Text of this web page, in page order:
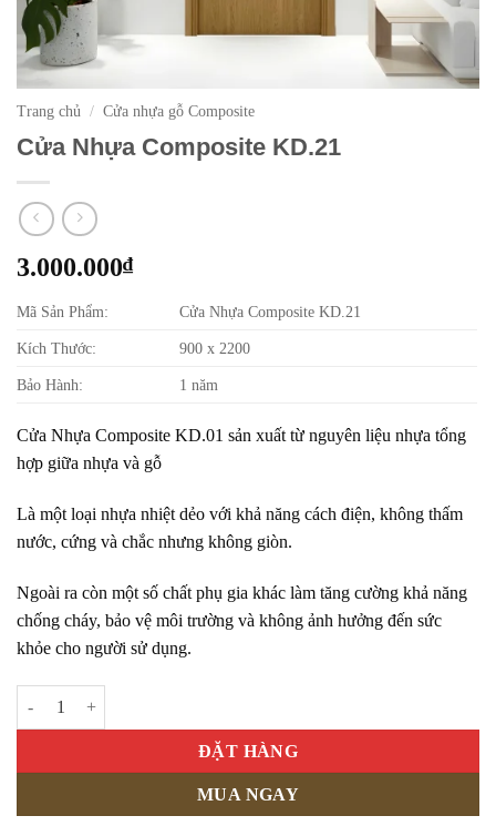
Trang chủ / Cửa nhựa gỗ Composite
Cửa Nhựa Composite KD.21
3.000.000₫
Mã Sản Phẩm: Cửa Nhựa Composite KD.21
Kích Thước: 900 x 2200
Bảo Hành: 1 năm
Cửa Nhựa Composite KD.01 sản xuất từ nguyên liệu nhựa tổng
hợp giữa nhựa và gỗ
Là một loại nhựa nhiệt dẻo với khả năng cách điện, không thấm
nước, cứng và chắc nhưng không giòn.
Ngoài ra còn một số chất phụ gia khác làm tăng cường khả năng
chống cháy, bảo vệ môi trường và không ảnh hưởng đến sức
khỏe cho người sử dụng.
ĐẶT HÀNG
MUA NGAY